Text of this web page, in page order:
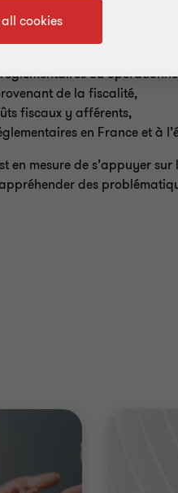
ou
de la fiscalité,
fiscaux y afférents,
en France et à
mesure de s’appuyer sur
des
cookies